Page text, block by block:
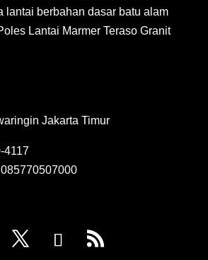
lantai berbahan dasar batu alam
Lantai Marmer Teraso Granit
Jakarta Timur
4117
085770507000